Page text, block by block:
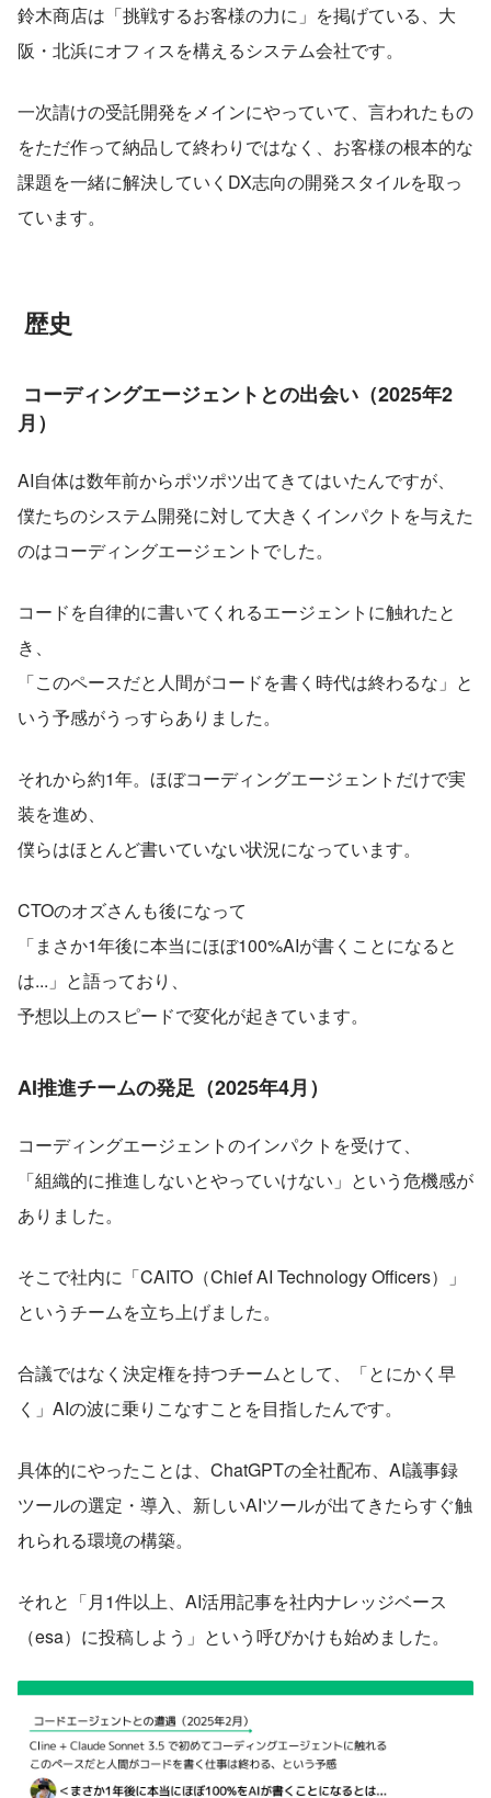
鈴木商店は「挑戦するお客様の力に」を掲げている、大
阪・北浜にオフィスを構えるシステム会社です。
一次請けの受託開発をメインにやっていて、言われたもの
をただ作って納品して終わりではなく、お客様の根本的な
課題を一緒に解決していくDX志向の開発スタイルを取っ
ています。
歴史
月）
AI自体は数年前からポツポツ出てきてはいたんですが、
僕たちのシステム開発に対して大きくインパクトを与えた
のはコーディングエージェントでした。
コードを自律的に書いてくれるエージェントに触れたと
き、
「このペースだと人間がコードを書く時代は終わるな」と
いう予感がうっすらありました。
それから約1年。ほぼコーディングエージェントだけで実
装を進め、
僕らはほとんど書いていない状況になっています。
CTOのオズさんも後になって
「まさか1年後に本当にほぼ100%AIが書くことになると
は...」と語っており、
予想以上のスピードで変化が起きています。
AI推進チームの発足 （2025年4月）
コーディングエージェントのインパクトを受けて、
「組織的に推進しないとやっていけない」という危機感が
ありました。
そこで社内に「CAITO（Chief AI Technology Officers）」
というチームを立ち上げました。
合議ではなく決定権を持つチームとして、「とにかく早
く」AIの波に乗りこなすことを目指したんです。
具体的にやったことは、ChatGPTの全社配布、AI議事録
ツールの選定・導入、新しいAIツールが出てきたらすぐ触
れられる環境の構築。
それと「月1件以上、AI活用記事を社内ナレッジベース
（esa）に投稿しよう」という呼びかけも始めました。